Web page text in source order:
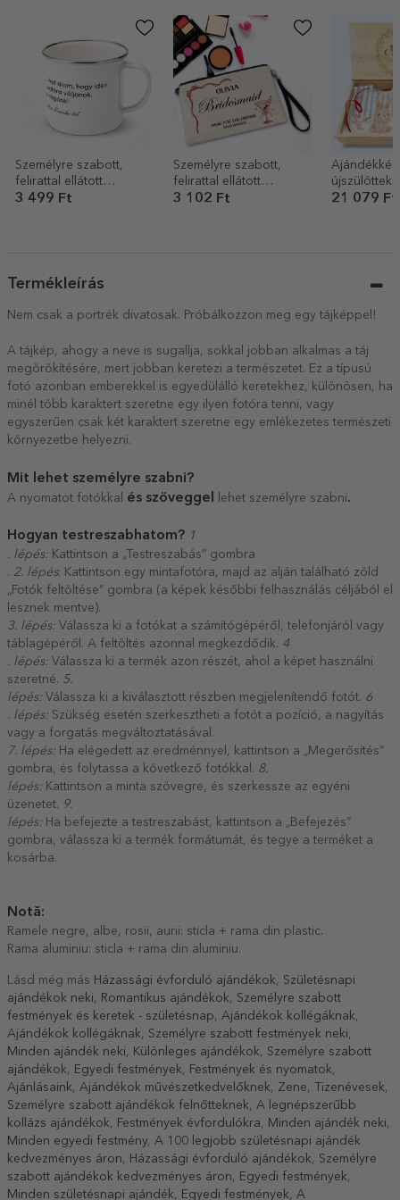
Személyre szabott,
felirattal ellátott
zománcozott fémkanna
3 499 Ft
Személyre szabott,
felirattal ellátott
sminkkészlet – Az ara
3 102 Ft 21 079 Ft
Termékleírás
Nem csak a portrék divatosak. Próbálkozzon meg egy tájképpel!
A tájkép, ahogy a neve is sugallja, sokkal jobban alkalmas a táj
megörökítésére, mert jobban keretezi a természetet. Ez a típusú
fotó azonban emberekkel is egyedülálló keretekhez, különösen, ha
minél több karaktert szeretne egy ilyen fotóra tenni, vagy
egyszerűen csak két karaktert szeretne egy emlékezetes természeti
környezetbe helyezni.
Mit lehet személyre szabni?
A nyomatot fotókkal és szöveggel lehet személyre szabni.
Hogyan testreszabhatom? 1
. lépés: Kattintson a „Testreszabás” gombra
. 2. lépés: Kattintson egy mintafotóra, majd az alján található zöld
„Fotók feltöltése” gombra (a képek későbbi felhasználás céljából el
lesznek mentve).
3. lépés: Válassza ki a fotókat a számítógépéről, telefonjáról vagy
táblagépéről. A feltöltés azonnal megkezdődik. 4
. lépés: Válassza ki a termék azon részét, ahol a képet használni
szeretné. 5.
lépés: Válassza ki a kiválasztott részben megjelenítendő fotót. 6
. lépés: Szükség esetén szerkesztheti a fotót a pozíció, a nagyítás
vagy a forgatás megváltoztatásával.
7. lépés: Ha elégedett az eredménnyel, kattintson a „Megerősítés”
gombra, és folytassa a következő fotókkal. 8.
lépés: Kattintson a minta szövegre, és szerkessze az egyéni
üzenetet. 9.
lépés: Ha befejezte a testreszabást, kattintson a „Befejezés”
gombra, válassza ki a termék formátumát, és tegye a terméket a
kosárba.
Notă:
Ramele negre, albe, rosii, aurii: sticla + rama din plastic.
Rama aluminiu: sticla + rama din aluminiu.
Lásd még más Házassági évforduló ajándékok, Születésnapi
ajándékok neki, Romantikus ajándékok, Személyre szabott
festmények és keretek - születésnap, Ajándékok kollégáknak,
Ajándékok kollégáknak, Személyre szabott festmények neki,
Minden ajándék neki, Különleges ajándékok, Személyre szabott
ajándékok, Egyedi festmények, Festmények és nyomatok,
Ajánlásaink, Ajándékok művészetkedvelőknek, Zene, Tizenévesek,
Személyre szabott ajándékok felnőtteknek, A legnépszerűbb
kollázs ajándékok, Festmények évfordulókra, Minden ajándék neki,
Minden egyedi festmény, A 100 legjobb születésnapi ajándék
kedvezményes áron, Házassági évforduló ajándékok, Személyre
szabott ajándékok kedvezményes áron, Egyedi festmények,
Minden születésnapi ajándék, Egyedi festmények, A